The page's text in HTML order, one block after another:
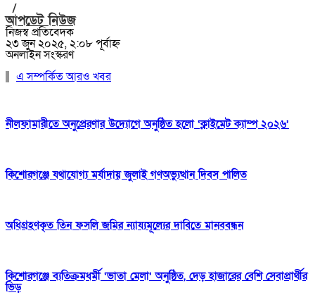
/
আপডেট নিউজ
নিজস্ব প্রতিবেদক
২৩ জুন ২০২৫, ২:০৮ পূর্বাহ্ন
অনলাইন সংস্করণ
এ সম্পর্কিত আরও খবর
নীলফামারীতে অনুপ্রেরণার উদ্যোগে অনুষ্ঠিত হলো ‘ক্লাইমেট ক্যাম্প ২০২৬’
কিশোরগঞ্জে যথাযোগ্য মর্যাদায় জুলাই গণঅভ্যুত্থান দিবস পালিত
অধিগ্রহণকৃত তিন ফসলি জমির ন্যায্যমূল্যের দাবিতে মানববন্ধন
কিশোরগঞ্জে ব্যতিক্রমধর্মী ‘ভাতা মেলা’ অনুষ্ঠিত, দেড় হাজারের বেশি সেবাপ্রার্থীর
ভিড়